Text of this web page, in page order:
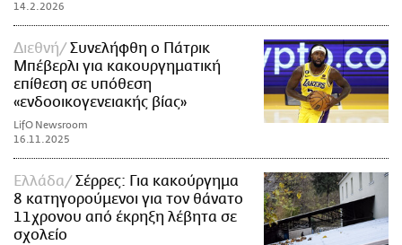
14.2.2026
Διεθνή
Συνελήφθη ο Πάτρικ
Μπέβερλι για κακουργηματική
επίθεση σε υπόθεση
«ενδοοικογενειακής βίας»
LifO Newsroom
16.11.2025
Ελλάδα
Σέρρες: Για κακούργημα
8 κατηγορούμενοι για τον θάνατο
11χρονου από έκρηξη λέβητα σε
σχολείο